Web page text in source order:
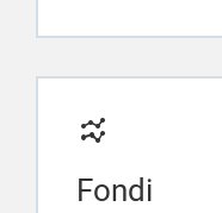
Fondi